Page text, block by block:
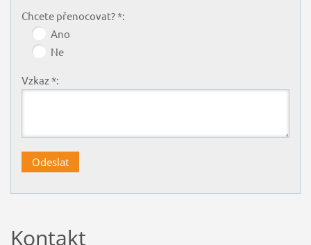
Chcete přenocovat? *:
Ano
Ne
Vzkaz *:
Kontakt